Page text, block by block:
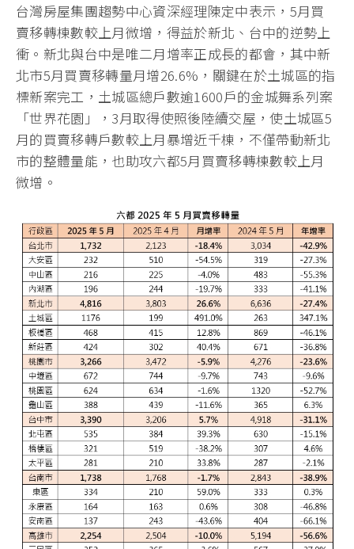
台灣房屋集團趨勢中心資深經理陳定中表示，5月買
賣移轉棟數較上月微增，得益於新北、台中的逆勢上
衝。新北與台中是唯二月增率正成長的都會，其中新
北市5月買賣移轉量月增26.6%，關鍵在於土城區的指
標新案完工，土城區總戶數逾1600戶的金城舞系列案
「世界花園」，3月取得使照後陸續交屋，使土城區5
月的買賣移轉戶數較上月暴增近千棟，不僅帶動新北
市的整體量能，也助攻六都5月買賣移轉棟數較上月
微增。